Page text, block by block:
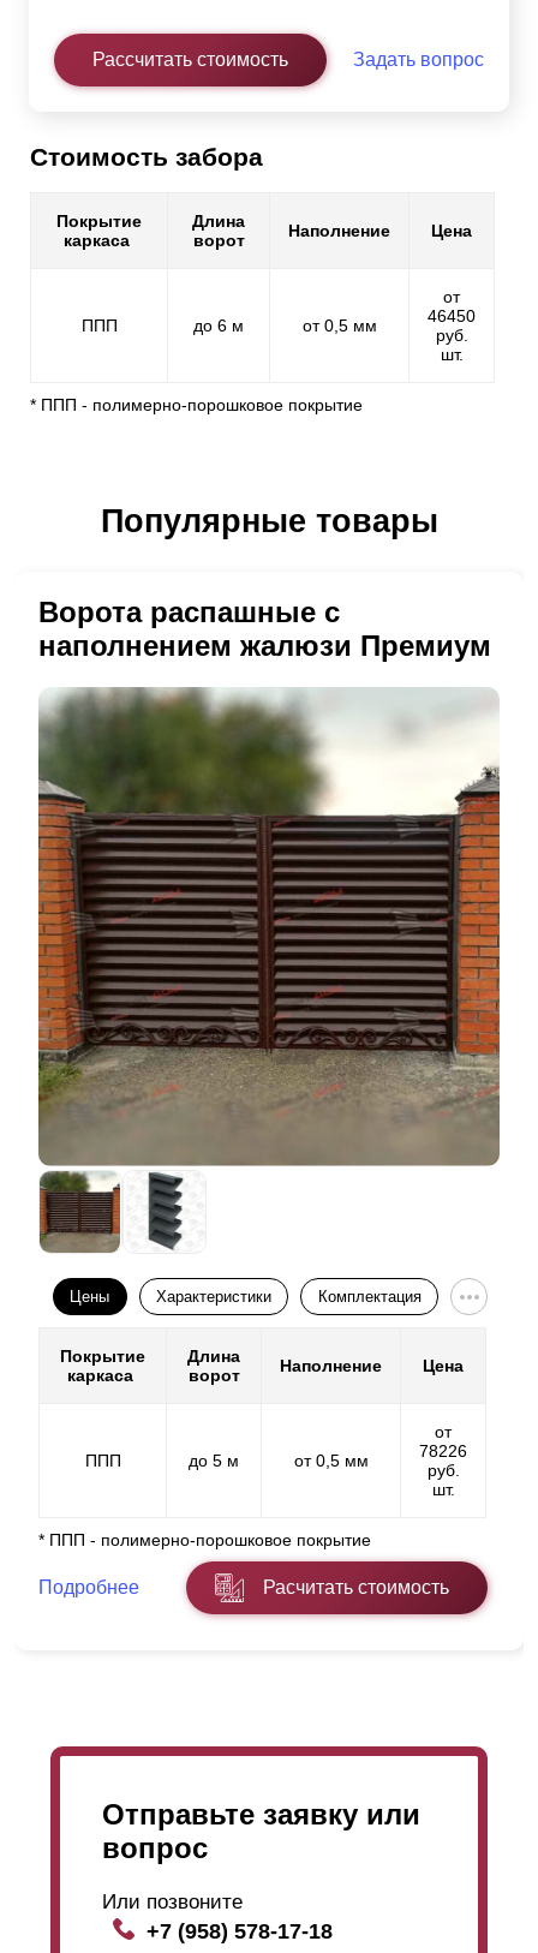
Рассчитать стоимость Задать вопрос
Стоимость забора
Покрытие
каркаса
Длина
ворот
Наполнение Цена
ППП до 6 м от 0,5 мм
от
46450
руб.
шт.
* ППП - полимерно-порошковое покрытие
Популярные товары
Ворота распашные с
наполнением жалюзи Премиум
Цены Характеристики Комплектация
Покрытие
каркаса
Длина
ворот
Наполнение Цена
ППП до 5 м от 0,5 мм
от
78226
руб.
шт.
* ППП - полимерно-порошковое покрытие
Подробнее Расчитать стоимость
Отправьте заявку или
вопрос
Или позвоните
+7 (958) 578-17-18